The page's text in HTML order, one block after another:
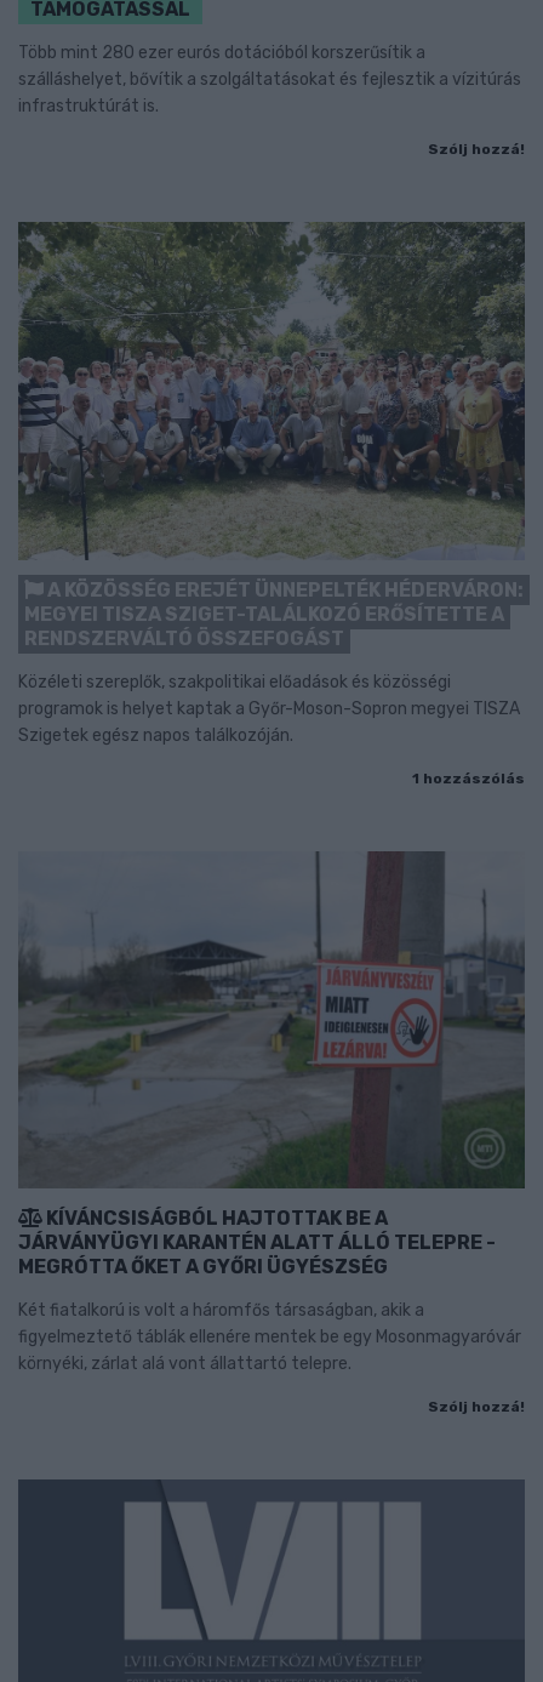
TÁMOGATÁSSAL
Több mint 280 ezer eurós dotációból korszerűsítik a
szálláshelyet, bővítik a szolgáltatásokat és fejlesztik a vízitúrás
infrastruktúrát is.
Szólj hozzá!
A KÖZÖSSÉG EREJÉT ÜNNEPELTÉK HÉDERVÁRON:
MEGYEI TISZA SZIGET-TALÁLKOZÓ ERŐSÍTETTE A
RENDSZERVÁLTÓ ÖSSZEFOGÁST
Közéleti szereplők, szakpolitikai előadások és közösségi
programok is helyet kaptak a Győr-Moson-Sopron megyei TISZA
Szigetek egész napos találkozóján.
1 hozzászólás
KÍVÁNCSISÁGBÓL HAJTOTTAK BE A
JÁRVÁNYÜGYI KARANTÉN ALATT ÁLLÓ TELEPRE -
MEGRÓTTA ŐKET A GYŐRI ÜGYÉSZSÉG
Két fiatalkorú is volt a háromfős társaságban, akik a
figyelmeztető táblák ellenére mentek be egy Mosonmagyaróvár
környéki, zárlat alá vont állattartó telepre.
Szólj hozzá!